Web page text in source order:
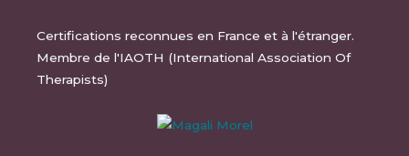
Certifications reconnues en France et à l'étranger.
Membre de l'IAOTH (International Association Of
Therapists)